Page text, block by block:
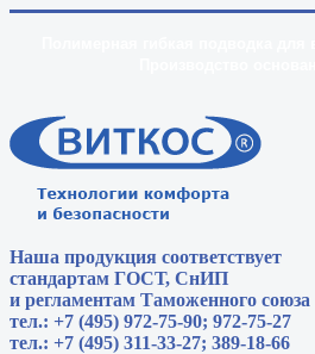
Наша продукция соответствует
стандартам ГОСТ, СнИП
и регламентам Таможенного союза
тел.: +7 (495) 972-75-90; 972-75-27
тел.: +7 (495) 311-33-27; 389-18-66